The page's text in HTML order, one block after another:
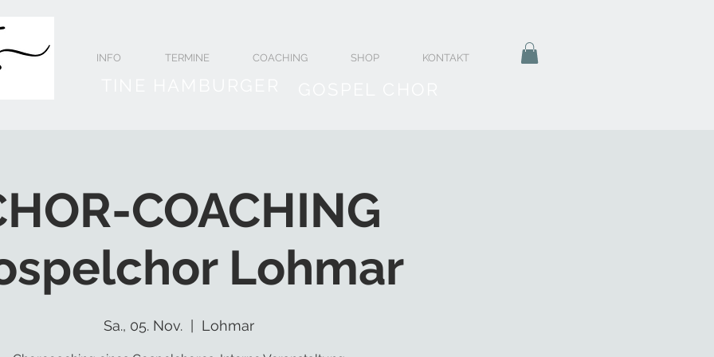
INFO TERMINE COACHING SHOP KONTAKT
COACHING
Lohmar
Sa., 05. Nov.
  |
Lohmar